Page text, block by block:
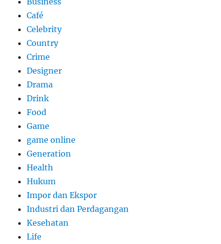
Café
Celebrity
Country
Crime
Designer
Drama
Drink
Food
Game
game online
Generation
Health
Hukum
Impor dan Ekspor
Industri dan Perdagangan
Kesehatan
Life